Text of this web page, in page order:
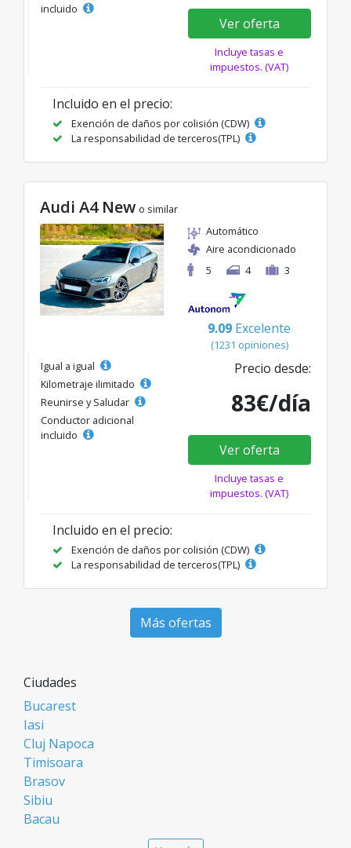
incluido
Ver oferta
Incluye tasas e
impuestos. (VAT)
Incluido en el precio:
Exención de daños por colisión (CDW)
La responsabilidad de terceros(TPL)
Audi A4 New o similar
Automático
Aire acondicionado
5
4 3
9.09 Excelente
(1231 opiniones)
Igual a igual
Kilometraje ilimitado
Reunirse y Saludar
Conductor adicional
incluido
Precio desde:
83€/día
Ver oferta
Incluye tasas e
impuestos. (VAT)
Incluido en el precio:
Exención de daños por colisión (CDW)
La responsabilidad de terceros(TPL)
Más ofertas
Ciudades
Bucarest
Iasi
Cluj Napoca
Timisoara
Brasov
Sibiu
Bacau